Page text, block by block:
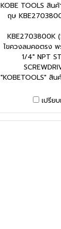
KOBE TOOLS สินค้
ฤษ
KBE2703800K
ไขควงลมคอตรง
1/4" NPT
"KOBETOOLS" สิน
เปรีย